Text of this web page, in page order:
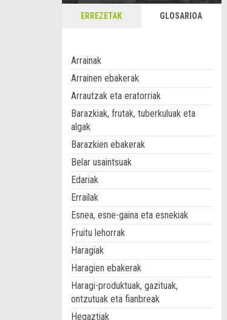
ERREZETAK GLOSARIOA
Arrainak
Arrainen ebakerak
Arrautzak eta eratorriak
Barazkiak, frutak, tuberkuluak eta
algak
Barazkien ebakerak
Belar usaintsuak
Edariak
Errailak
Esnea, esne-gaina eta esnekiak
Fruitu lehorrak
Haragiak
Haragien ebakerak
Haragi-produktuak, gazituak,
ontzutuak eta fianbreak
Hegaztiak